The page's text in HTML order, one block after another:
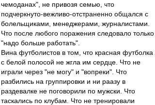
чемоданах", не привозя семью, что
подчеркнуто-вежливо-отстраненно общался с
болельщиками, менеджерами, журналистами.
Что после любого поражения следовало только
"надо больше работать".
Вина футболистов в том, что красная футболка
с белой полосой не жгла им сердце. Что не
играли через "не могу" и "вопреки". Что
разбились на группировки и ни раазу в
раздевалке не поговорили по мужски. Что
таскались по клубам. Что не тренировали